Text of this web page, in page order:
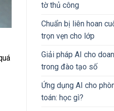
tờ thủ công
Chuẩn bị liên hoan
trọn vẹn cho lớp
Giải pháp AI cho
trong đào tạo số
Ứng dụng AI cho
toán: học gì?